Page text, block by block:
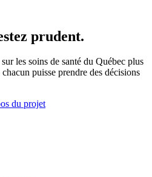
prudent.
les soins de santé du Québec plus
puisse prendre des décisions
du projet